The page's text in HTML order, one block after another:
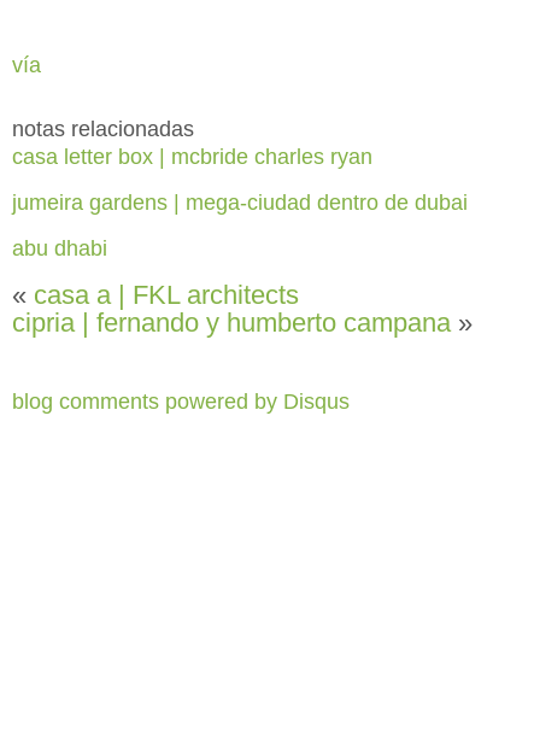
vía
notas relacionadas
casa letter box | mcbride charles ryan
jumeira gardens | mega-ciudad dentro de dubai
abu dhabi
« casa a | FKL architects
cipria | fernando y humberto campana»
blog comments powered by Disqus